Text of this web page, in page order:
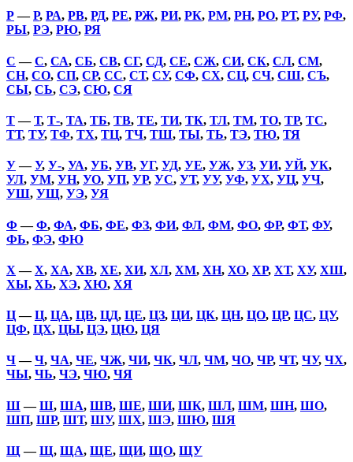
Р—Р, РА, РВ, РД, РЕ, РЖ, РИ, РК, РМ, РН, РО, РТ, РУ, РФ,
РЫ, РЭ, РЮ, РЯ
С —С, СА, СБ, СВ, СГ, СД, СЕ, СЖ, СИ, СК, СЛ, СМ,
СН, СО, СП, СР, СС, СТ, СУ, СФ, СХ, СЦ, СЧ, СШ, СЪ,
СЫ, СЬ, СЭ, СЮ, СЯ
Т—Т, Т-, ТА, ТБ, ТВ, ТЕ, ТИ, ТК, ТЛ, ТМ, ТО, ТР, ТС,
ТТ, ТУ, ТФ, ТХ, ТЦ, ТЧ, ТШ, ТЫ, ТЬ, ТЭ, ТЮ, ТЯ
У—У, У-, УА, УБ, УВ, УГ, УД, УЕ, УЖ, УЗ, УИ, УЙ, УК,
УЛ, УМ, УН, УО, УП, УР, УС, УТ, УУ, УФ, УХ, УЦ, УЧ,
УШ, УЩ, УЭ, УЯ
Ф —Ф, ФА, ФБ, ФЕ, ФЗ, ФИ, ФЛ, ФМ, ФО, ФР, ФТ, ФУ,
ФЬ, ФЭ, ФЮ
Х —Х, ХА, ХВ, ХЕ, ХИ, ХЛ, ХМ, ХН, ХО, ХР, ХТ, ХУ, ХШ,
ХЫ, ХЬ, ХЭ, ХЮ, ХЯ
Ц—Ц, ЦА, ЦВ, ЦД, ЦЕ, ЦЗ, ЦИ, ЦК, ЦН, ЦО, ЦР, ЦС, ЦУ,
ЦФ, ЦХ, ЦЫ, ЦЭ, ЦЮ, ЦЯ
Ч—Ч, ЧА, ЧЕ, ЧЖ, ЧИ, ЧК, ЧЛ, ЧМ, ЧО, ЧР, ЧТ, ЧУ, ЧХ,
ЧЫ, ЧЬ, ЧЭ, ЧЮ, ЧЯ
Ш—Ш, ША, ШВ, ШЕ, ШИ, ШК, ШЛ, ШМ, ШН, ШО,
ШП, ШР, ШТ, ШУ, ШХ, ШЭ, ШЮ, ШЯ
Щ —Щ, ЩА, ЩЕ, ЩИ, ЩО, ЩУ